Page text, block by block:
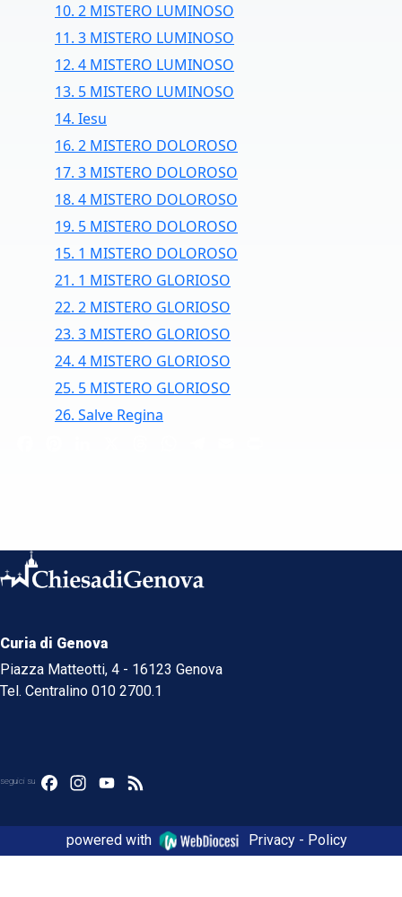
10. 2 MISTERO LUMINOSO
11. 3 MISTERO LUMINOSO
12. 4 MISTERO LUMINOSO
13. 5 MISTERO LUMINOSO
14. Iesu
16. 2 MISTERO DOLOROSO
17. 3 MISTERO DOLOROSO
18. 4 MISTERO DOLOROSO
19. 5 MISTERO DOLOROSO
15. 1 MISTERO DOLOROSO
21. 1 MISTERO GLORIOSO
22. 2 MISTERO GLORIOSO
23. 3 MISTERO GLORIOSO
24. 4 MISTERO GLORIOSO
25. 5 MISTERO GLORIOSO
26. Salve Regina
Curia di Genova
Piazza Matteotti, 4 - 16123 Genova
Tel. Centralino 010 2700.1
seguici su FacebookInstagram
YouTube
powered with Privacy - Policy